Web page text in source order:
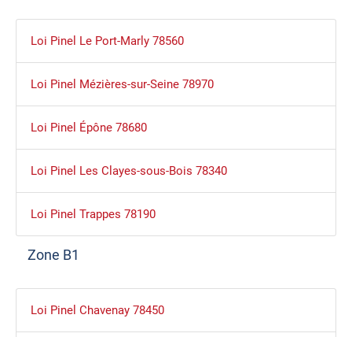
Loi Pinel Le Port-Marly 78560
Loi Pinel Mézières-sur-Seine 78970
Loi Pinel Épône 78680
Loi Pinel Les Clayes-sous-Bois 78340
Loi Pinel Trappes 78190
Zone B1
Loi Pinel Chavenay 78450